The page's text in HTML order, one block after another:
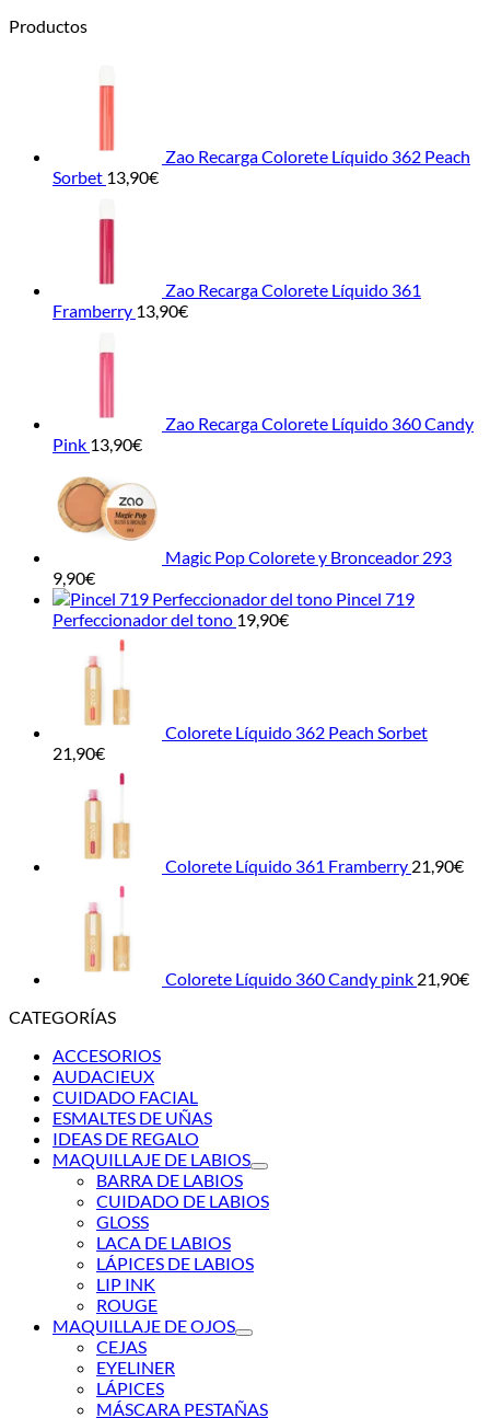
Productos
Zao Recarga Colorete Líquido 362 Peach
Sorbet 13,90€
Zao Recarga Colorete Líquido 361
Framberry 13,90€
Zao Recarga Colorete Líquido 360 Candy
Pink 13,90€
Magic Pop Colorete y Bronceador 293
9,90€
Pincel 719
Perfeccionador del tono 19,90€
Colorete Líquido 362 Peach Sorbet
21,90€
Colorete Líquido 361 Framberry 21,90€
Colorete Líquido 360 Candy pink 21,90€
CATEGORÍAS
ACCESORIOS
AUDACIEUX
CUIDADO FACIAL
ESMALTES DE UÑAS
IDEAS DE REGALO
MAQUILLAJE DE LABIOS
BARRA DE LABIOS
CUIDADO DE LABIOS
GLOSS
LACA DE LABIOS
LÁPICES DE LABIOS
LIP INK
ROUGE
MAQUILLAJE DE OJOS
CEJAS
EYELINER
LÁPICES
MÁSCARA PESTAÑAS